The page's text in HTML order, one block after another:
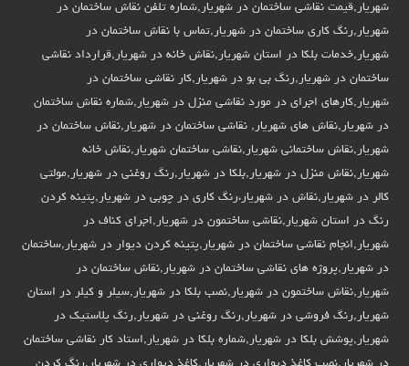
شهریار,قیمت نقاشی ساختمان در شهریار,شماره تلفن نقاش ساختمان در
شهریار,رنگ کاری ساختمان در شهریار,تماس با نقاش ساختمان در
شهریار,خدمات بلکا در استان شهریار,نقاش خانه در شهریار,قرارداد نقاشی
ساختمان در شهریار,رنگ بی بو در شهریار,کار نقاشی ساختمان در
شهریار,کارهای اجرای در مورد نقاشی منزل در شهریار,شماره نقاش ساختمان
در شهریار,نقاش های شهریار, نقاشی ساختمان در شهریار,نقاش ساختمان در
شهریار,نقاش ساختمانی شهریار,نقاشی ساختمان شهریار,نقاش خانه
شهریار,نقاش منزل در شهریار,بلکا در شهریار,رنگ روغنی در شهریار,مولتی
کالر در شهریار,نقاش در شهریار،رنگ کاری در چوبی در شهریار,پتینه کردن
رنگ در استان شهریار,نقاشی ساختمون در شهریار,اجرای کناف در
شهریار,انجام نقاشی ساختمان در شهریار,پتینه کردن دیوار در شهریار,ساختمان
در شهریار,پروژه های نقاشی ساختمان در شهریار,نقاش ساختمان در
شهریار,نقاش ساختمون در شهریار,نصب بلکا در شهریار,سیلر و کیلر در استان
شهریار,رنگ فروشی در شهریار,رنگ روغنی در شهریار,رنگ پلاستیک در
شهریار,پوشش بلکا در شهریار,شماره بلکا در شهریار,استاد کار نقاشی ساختمان